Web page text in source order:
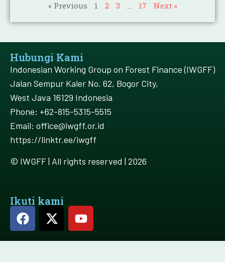
« Previous 1 2 3 … 17 Next »
Hubungi Kami
Indonesian Working Group on Forest Finance (IWGFF)
Jalan Sempur Kaler No. 62, Bogor City,
West Java 16129 Indonesia
Phone: +62-815-5315-5515
Email: office@iwgff.or.id
https://linktr.ee/iwgff
© IWGFF | All rights reserved | 2026
Ikuti kami